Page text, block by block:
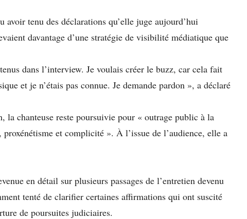
avoir tenu des déclarations qu’elle juge aujourd’hui
davantage d’une stratégie de visibilité médiatique que
dans l’interview. Je voulais créer le buzz, car cela fait
et je n’étais pas connue. Je demande pardon », a déclaré
la chanteuse reste poursuivie pour « outrage public à la
et complicité ». À l’issue de l’audience, elle a
en détail sur plusieurs passages de l’entretien devenu
tenté de clarifier certaines affirmations qui ont suscité
de poursuites judiciaires.